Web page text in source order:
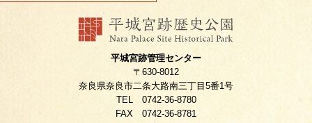
平城宮跡管理センター
〒630-8012
奈良県奈良市二条大路南三丁目5番1号
TEL 0742-36-8780
FAX 0742-36-8781